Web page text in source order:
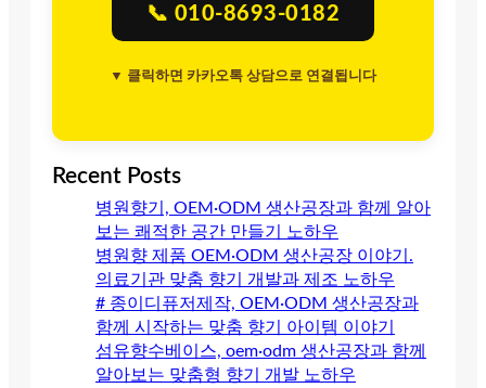
📞 010-8693-0182
▼ 클릭하면 카카오톡 상담으로 연결됩니다
Recent Posts
병원향기, OEM·ODM 생산공장과 함께 알아
보는 쾌적한 공간 만들기 노하우
병원향 제품 OEM·ODM 생산공장 이야기.
의료기관 맞춤 향기 개발과 제조 노하우
# 종이디퓨저제작, OEM·ODM 생산공장과
함께 시작하는 맞춤 향기 아이템 이야기
섬유향수베이스, oem·odm 생산공장과 함께
알아보는 맞춤형 향기 개발 노하우